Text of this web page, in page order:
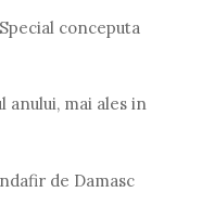
conceputa
anului, mai ales in
de Damasc